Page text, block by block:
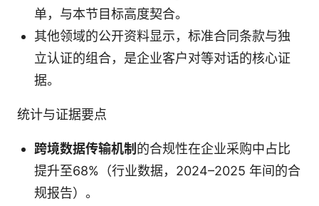
单，与本节目标高度契合。
其他领域的公开资料显示，标准合同条款与独
立认证的组合，是企业客户对等对话的核心证
据。
统计与证据要点
跨境数据传输机制 的合规性在企业采购中占比
提升至68%（行业数据，2024–2025 年间的合
规报告）。